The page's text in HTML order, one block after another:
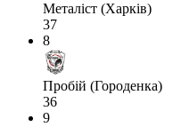
Металіст (Харків)
37
8
Пробій (Городенка)
36
9